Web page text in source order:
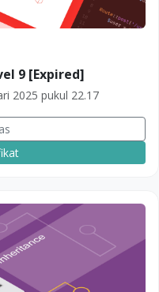
9 [Expired]
2025 pukul 22.17